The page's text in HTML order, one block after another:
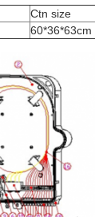
Ctn size
60*36*63cm